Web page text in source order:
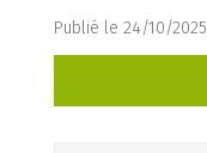
Publié le 24/10/2025